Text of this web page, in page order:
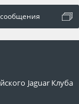
Jaguar Клуба